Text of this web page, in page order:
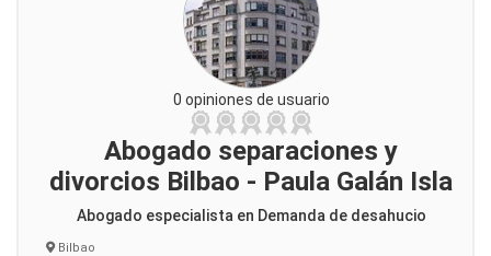
0 opiniones de usuario
Abogado separaciones y
divorcios Bilbao - Paula Galán Isla
Abogado especialista en Demanda de desahucio
Bilbao